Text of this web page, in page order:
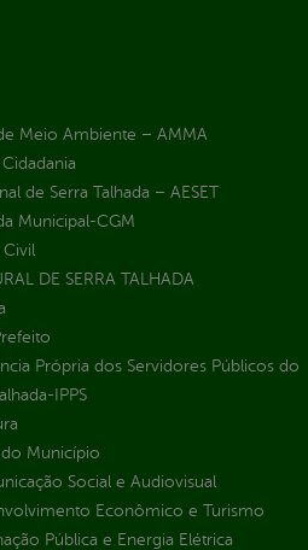
Meio Ambiente – AMMA
de Serra Talhada – AESET
Municipal-CGM
Civil
DE SERRA TALHADA
Própria dos Servidores Públicos do
IPPS
Município
Social e Audiovisual
Econômico e Turismo
Pública e Energia Elétrica